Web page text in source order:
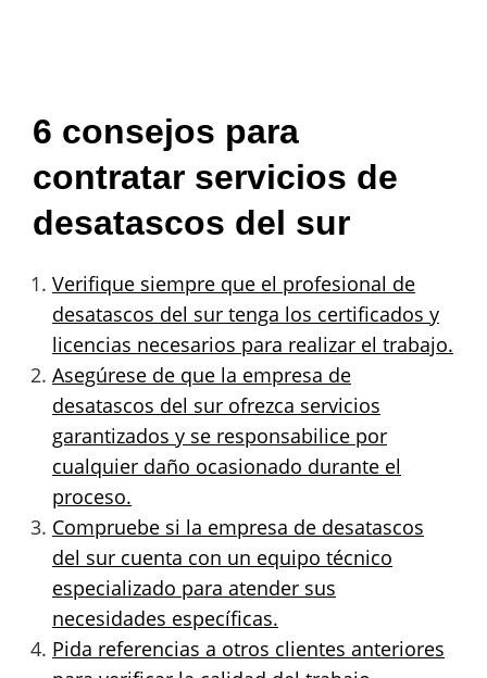
6 consejos para
contratar servicios de
desatascos del sur
Verifique siempre que el profesional de
desatascos del sur tenga los certificados y
licencias necesarios para realizar el trabajo.
Asegúrese de que la empresa de
desatascos del sur ofrezca servicios
garantizados y se responsabilice por
cualquier daño ocasionado durante el
proceso.
Compruebe si la empresa de desatascos
del sur cuenta con un equipo técnico
especializado para atender sus
necesidades específicas.
Pida referencias a otros clientes anteriores